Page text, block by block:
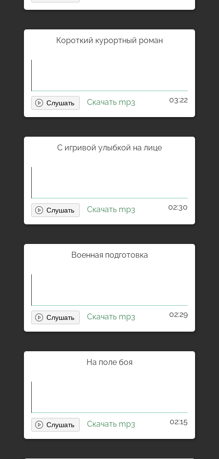
Короткий курортный роман
Скачать mp3 03:22
С игривой улыбкой на лице
Скачать mp3 02:30
Военная подготовка
Скачать mp3 02:29
На поле боя
Скачать mp3 02:15